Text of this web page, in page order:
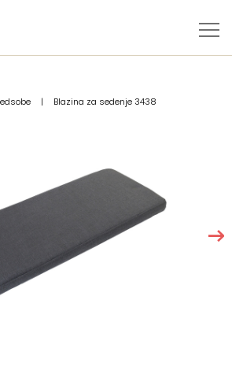
| Blazina za sedenje 3438